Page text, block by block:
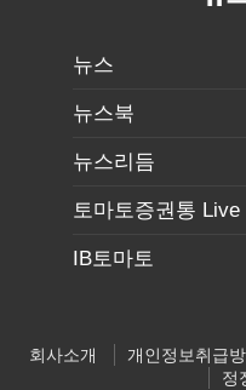
뉴스
뉴스북
뉴스리듬
토마토증권통 Live
IB토마토
회사소개 개인정보취급
정